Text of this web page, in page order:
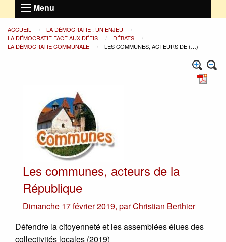
Menu
ACCUEIL
LA DÉMOCRATIE : UN ENJEU
LA DÉMOCRATIE FACE AUX DÉFIS
DÉBATS
LA DÉMOCRATIE COMMUNALE
LES COMMUNES, ACTEURS DE (…)
Les communes, acteurs de la
République
Dimanche 17 février 2019, parChristian Berthier
Défendre la citoyenneté et les assemblées élues des
collectivités locales (2019)